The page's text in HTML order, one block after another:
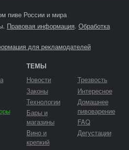
пиве России и мира
Правовая информация. Обработка
для рекламодателей
ТЕМЫ
Новости
Законы
Технологии
Бары и
магазины
Вино и
крепкий
Трезвость
Интересное
Домашнее
пивоварение
FAQ
Дегустации